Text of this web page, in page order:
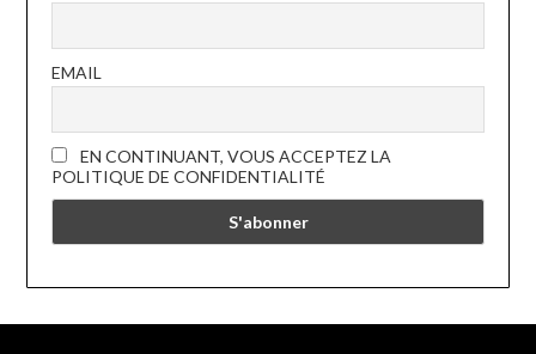
EMAIL
EN CONTINUANT, VOUS ACCEPTEZ LA
POLITIQUE DE CONFIDENTIALITÉ